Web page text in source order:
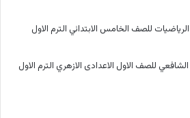
للصف الخامس الابتدائي الترم الاول
للصف الاول الاعدادى الازهري الترم الاول